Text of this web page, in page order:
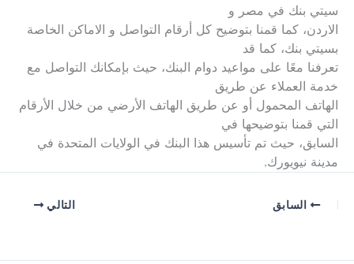
سيتي بنك في مصر و
الاردن، كما قمنا بتوضيح كل أرقام التواصل و الاماكن الخاصة
بسيتي بنك، كما قد
تعرفنا معًا على مواعيد دوام البنك، حيث بإمكانك التواصل مع
خدمة العملاء عن طريق
الهاتف المحمول أو عن طريق الهاتف الأرضي من خلال الأرقام
التي قمنا بتوضيحها في
السابق، حيث تم تأسيس هذا البنك في الولايات المتحدة في
مدينة نيويورك.
السابق التالي